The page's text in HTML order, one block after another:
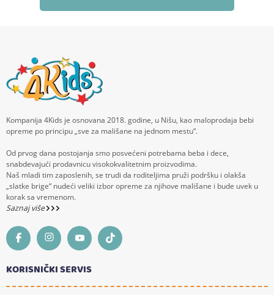
Kompanija 4Kids je osnovana 2018. godine, u Nišu, kao maloprodaja bebi
opreme po principu „sve za mališane na jednom mestu“.
Od prvog dana postojanja smo posvećeni potrebama beba i dece,
snabdevajući prodavnicu visokokvalitetnim proizvodima.
Naš mladi tim zaposlenih, se trudi da roditeljima pruži podršku i olakša
„slatke brige“ nudeći veliki izbor opreme za njihove mališane i bude uvek u
korak sa vremenom.
Saznaj više
KORISNIČKI SERVIS